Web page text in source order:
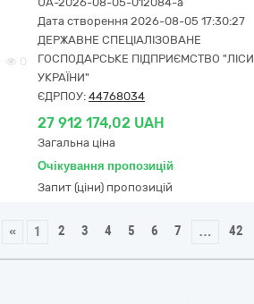
0
Дата створення 2026-08-05 17:30:27
ДЕРЖАВНЕ СПЕЦІАЛІЗОВАНЕ
ГОСПОДАРСЬКЕ ПІДПРИЄМСТВО "ЛІСИ
УКРАЇНИ"
ЄДРПОУ: 44768034
27 912 174,02 UAH
Загальна ціна
Очікування пропозицій
Запит (ціни) пропозицій
« 1 2 3 4 5 6 7 … 42